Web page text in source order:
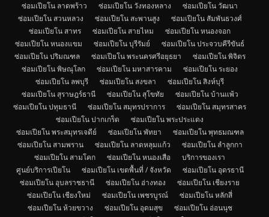
ซ่อมเปียโน ลาดพร้าว
ซ่อมเปียโน วังทองหลาง
ซ่อมเปียโน วัฒนา
ซ่อมเปียโน สวนหลวง
ซ่อมเปียโน สะพานสูง
ซ่อมเปียโน สัมพันธวงศ์
ซ่อมเปียโน สาทร
ซ่อมเปียโน สายไหม
ซ่อมเปียโน หนองจอก
ซ่อมเปียโน หนองแขม
ซ่อมเปียโน บุรีรัมย์
ซ่อมเปียโน ประจวบคีรีขันธ์
ซ่อมเปียโน ปริมณฑล
ซ่อมเปียโน พระนครศรีอยุธยา
ซ่อมเปียโน พิจิตร
ซ่อมเปียโน พิษณุโลก
ซ่อมเปียโน มหาสารคาม
ซ่อมเปียโน ระยอง
ซ่อมเปียโน ลพบุรี
ซ่อมเปียโน สงขลา
ซ่อมเปียโน สิงห์บุรี
ซ่อมเปียโน สุราษฎร์ธานี
ซ่อมเปียโน สุโขทัย
ซ่อมเปียโน บ้านแพ้ว
ซ่อมเปียโน ปทุมธานี
ซ่อมเปียโน สมุทรปราการ
ซ่อมเปียโน สมุทรสาคร
ซ่อมเปียโน ปากเกร็ด
ซ่อมเปียโน พระประแดง
ซ่อมเปียโน พระสมุทรเจดีย์
ซ่อมเปียโน พัทยา
ซ่อมเปียโน พุทธมณฑล
ซ่อมเปียโน สามพราน
ซ่อมเปียโน ลาดหลุมแก้ว
ซ่อมเปียโน ลำลูกกา
ซ่อมเปียโน สามโคก
ซ่อมเปียโน หนองเสือ
บริการของเรา
ศูนย์บริการเปียโน
ซ่อมเปียโน เขตพื้นที่ / จังหวัด
ซ่อมเปียโน อุดรธานี
ซ่อมเปียโน อุบลราชธานี
ซ่อมเปียโน อ่างทอง
ซ่อมเปียโน เชียงราย
ซ่อมเปียโน เชียงใหม่
ซ่อมเปียโน เพชรบูรณ์
ซ่อมเปียโน หลักสี่
ซ่อมเปียโน ห้วยขวาง
ซ่อมเปียโน อุดมสุข
ซ่อมเปียโน อ่อนนุช